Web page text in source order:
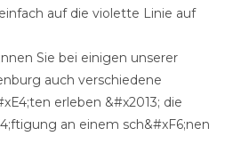
auf die violette Linie auf
Sie bei einigen unserer
auch verschiedene
erleben &#x2013; die
an einem sch&#xF6;nen